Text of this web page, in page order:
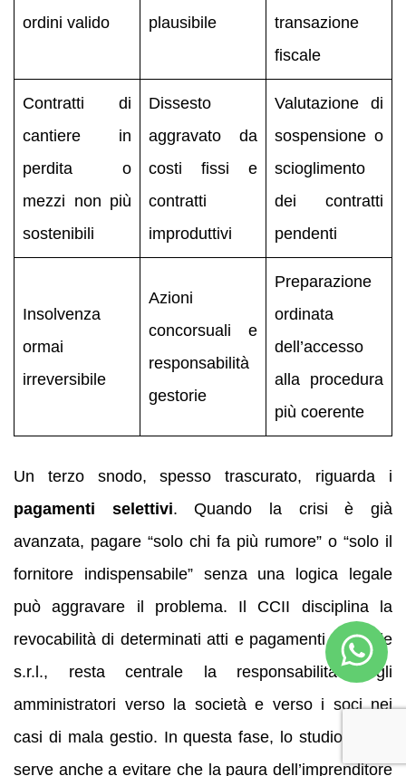
ordini valido
plausibile
transazione
fiscale
Contratti di
cantiere in
perdita o
mezzi non più
sostenibili
Dissesto
aggravato da
costi fissi e
contratti
improduttivi
Valutazione di
sospensione o
scioglimento
dei contratti
pendenti
Insolvenza
ormai
irreversibile
Azioni
concorsuali e
responsabilità
gestorie
Preparazione
ordinata
dell’accesso
alla procedura
più coerente
Un terzo snodo, spesso trascurato, riguarda i
pagamenti selettivi. Quando la crisi è già
avanzata, pagare “solo chi fa più rumore” o “solo il
fornitore indispensabile” senza una logica legale
può aggravare il problema. Il CCII disciplina la
revocabilità di determinati atti e pagamenti e, per le
s.r.l., resta centrale la responsabilità degli
amministratori verso la società e verso i soci nei
casi di mala gestio. In questa fase, lo studio legale
serve anche a evitare che la paura dell’imprenditore